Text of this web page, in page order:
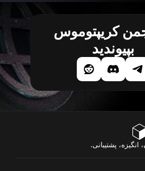
کریپتوموس
بپیوندید
انگیزه، پشتیبانی.